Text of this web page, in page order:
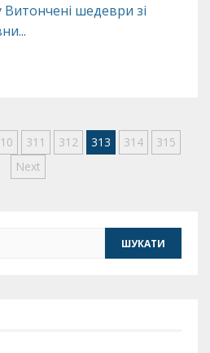
шедеври зі
311 312 313 314
315
Next